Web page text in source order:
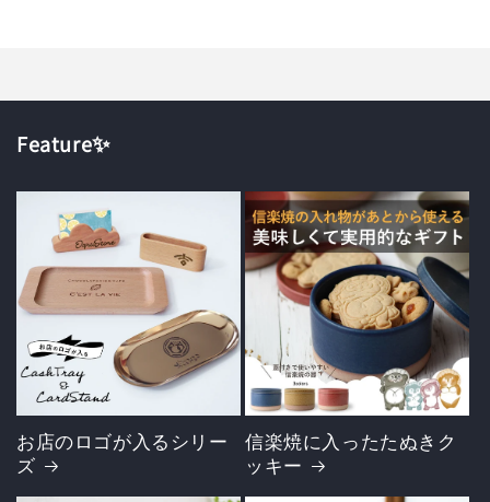
Feature✨
お店のロゴが入るシリー
ズ
信楽焼に入ったたぬきク
ッキー